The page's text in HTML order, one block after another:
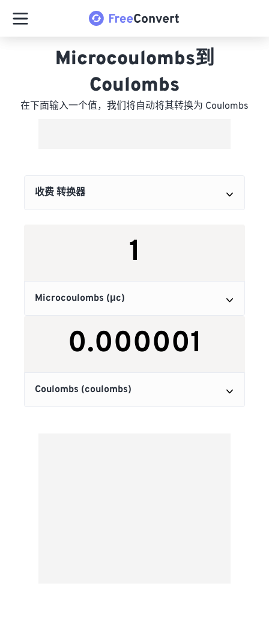
Microcoulombs到
Coulombs
在下面输入一个值，我们将自动将其转换为 Coulombs